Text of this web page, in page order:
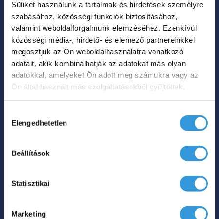
Sütiket használunk a tartalmak és hirdetések személyre
szabásához, közösségi funkciók biztosításához,
valamint weboldalforgalmunk elemzéséhez. Ezenkívül
közösségi média-, hirdető- és elemező partnereinkkel
megosztjuk az Ön weboldalhasználatra vonatkozó
adatait, akik kombinálhatják az adatokat más olyan
adatokkal, amelyeket Ön adott meg számukra vagy az
Ön által használt más szolgáltatásokból gyűjtöttek.
kiválasztása
Elengedhetetlen
Beállítások
Statisztikai
Marketing
Lily különleges
műmárvány kád
899 000Ft – 985 000Ft
000 Ft
-
985
000 Ft
Hol tudom megvenni?
A
a
termékoldalon
választhatók
ki
terméknek
variációja